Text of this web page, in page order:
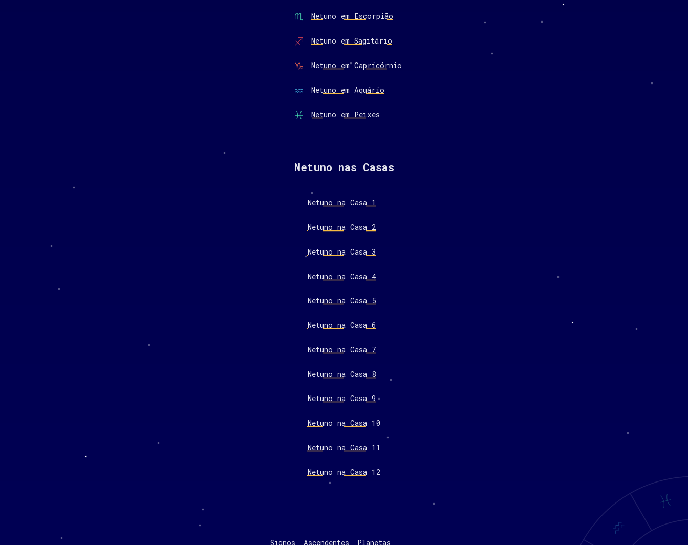
Netuno em Escorpião
Netuno em Sagitário
Netuno em Capricórnio
Netuno em Aquário
Netuno em Peixes
Netuno nas Casas
Netuno na Casa 1
Netuno na Casa 2
Netuno na Casa 3
Netuno na Casa 4
Netuno na Casa 5
Netuno na Casa 6
Netuno na Casa 7
Netuno na Casa 8
Netuno na Casa 9
Netuno na Casa 10
Netuno na Casa 11
Netuno na Casa 12
Signos Ascendentes Planetas